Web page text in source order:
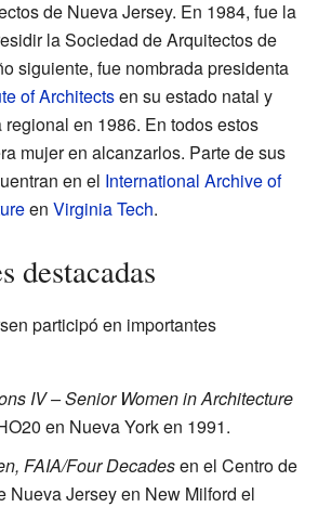
de Nueva Jersey. En 1984, fue la
la Sociedad de Arquitectos de
siguiente, fue nombrada presidenta
of Architectsen su estado natal y
en 1986. En todos estos
mujer en alcanzarlos. Parte de sus
en el International Archive of
en Virginia Tech.
destacadas
participó en importantes
IV – Senior Women in Architecture
en Nueva York en 1991.
FAIA/Four Decadesen el Centro de
Nueva Jersey en New Milford el